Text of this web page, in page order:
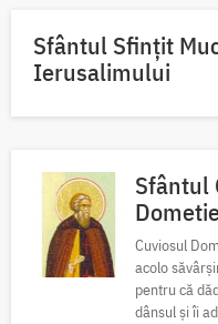
Sfântul Sfinţit
Ierusalimului
Sfântul
Cuviosul
acolo
pentru că
dânsul și îi